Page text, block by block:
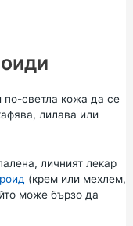
по-светла кожа да се
лилава или
личният лекар
(крем или мехлем,
може бързо да